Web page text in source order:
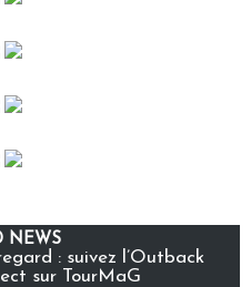
NEWS
: suivez l’Outback
sur TourMaG